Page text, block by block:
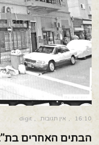
16:10 אין תגובות digit
הבתים האחרים